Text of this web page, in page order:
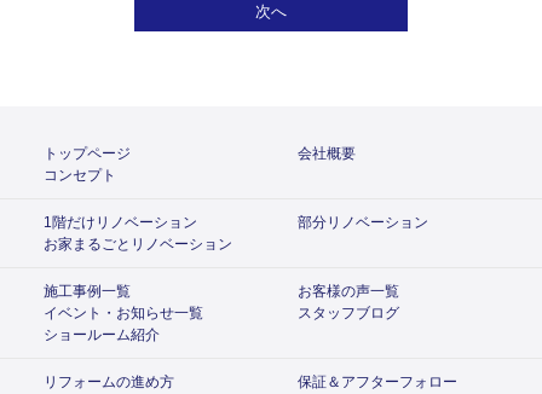
次へ
トップページ
会社概要
コンセプト
1階だけリノベーション
部分リノベーション
お家まるごとリノベーション
施工事例一覧
お客様の声一覧
イベント・お知らせ一覧
スタッフブログ
ショールーム紹介
リフォームの進め方
保証＆アフターフォロー